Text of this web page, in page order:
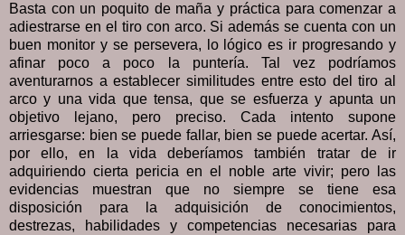
Basta con un poquito de maña y práctica para comenzar a
adiestrarse en el tiro con arco. Si además se cuenta con un
buen monitor y se persevera, lo lógico es ir progresando y
afinar poco a poco la puntería. Tal vez podríamos
aventurarnos a establecer similitudes entre esto del tiro al
arco y una vida que tensa, que se esfuerza y apunta un
objetivo lejano, pero preciso. Cada intento supone
arriesgarse: bien se puede fallar, bien se puede acertar. Así,
por ello, en la vida deberíamos también tratar de ir
adquiriendo cierta pericia en el noble arte vivir; pero las
evidencias muestran que no siempre se tiene esa
disposición para la adquisición de conocimientos,
destrezas, habilidades y competencias necesarias para